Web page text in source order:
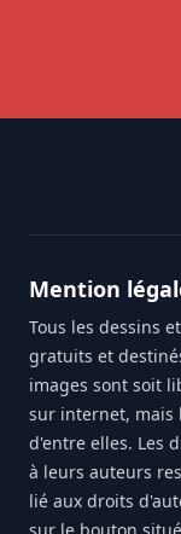
Mention
Tous les dessins
gratuits et
images sont soit
sur internet,
d'entre elles. Les
à leurs auteurs
lié aux droits